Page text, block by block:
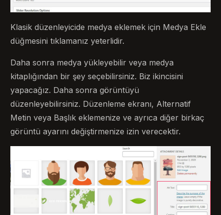
Klasik düzenleyicide medya eklemek için Medya Ekle
düğmesini tıklamanız yeterlidir.
Daha sonra medya yükleyebilir veya medya
kitaplığından bir şey seçebilirsiniz. Biz ikincisini
yapacağız. Daha sonra görüntüyü
düzenleyebilirsiniz. Düzenleme ekranı, Alternatif
Metin veya Başlık eklemenize ve ayrıca diğer birkaç
görüntü ayarını değiştirmenize izin verecektir.